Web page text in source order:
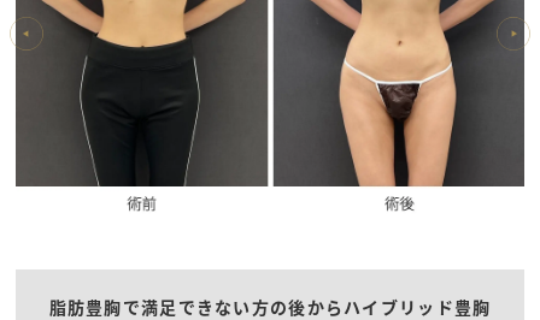
脂肪豊胸で満足できない方の後からハイブリッド豊胸